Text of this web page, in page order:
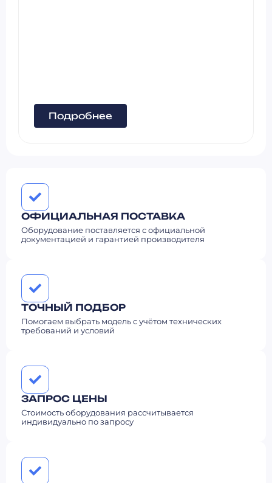
ОФИЦИАЛЬНАЯ ПОСТАВКА
Оборудование поставляется с официальной
документацией и гарантией производителя
ТОЧНЫЙ ПОДБОР
Помогаем выбрать модель с учётом технических
требований и условий
ЗАПРОС ЦЕНЫ
Стоимость оборудования рассчитывается
индивидуально по запросу
Подробнее